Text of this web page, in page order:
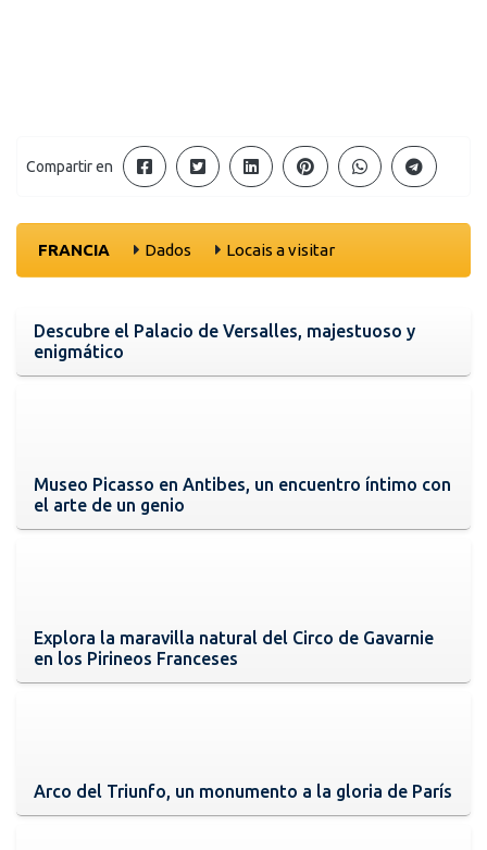
Compartir en
FRANCIA Dados Locais a visitar
Descubre el Palacio de Versalles, majestuoso y
enigmático
Museo Picasso en Antibes, un encuentro íntimo con
el arte de un genio
Explora la maravilla natural del Circo de Gavarnie
en los Pirineos Franceses
Arco del Triunfo, un monumento a la gloria de París